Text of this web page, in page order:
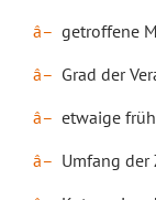
getroffene
Grad der
etwaige
Umfang der